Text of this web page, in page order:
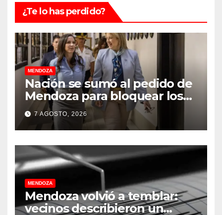
¿Te lo has perdido?
MENDOZA
Nación se sumó al pedido de
Mendoza para bloquear los
celulares en las cárceles de la
provincia
7 AGOSTO, 2026
MENDOZA
Mendoza volvió a temblar:
vecinos describieron un